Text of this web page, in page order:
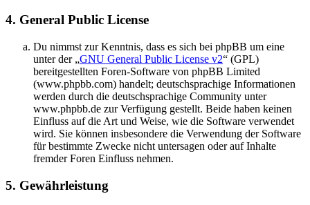
4. General Public License
Du nimmst zur Kenntnis, dass es sich bei phpBB um eine
unter der „GNU General Public License v2“ (GPL)
bereitgestellten Foren-Software von phpBB Limited
(www.phpbb.com) handelt; deutschsprachige Informationen
werden durch die deutschsprachige Community unter
www.phpbb.de zur Verfügung gestellt. Beide haben keinen
Einfluss auf die Art und Weise, wie die Software verwendet
wird. Sie können insbesondere die Verwendung der Software
für bestimmte Zwecke nicht untersagen oder auf Inhalte
fremder Foren Einfluss nehmen.
5. Gewährleistung